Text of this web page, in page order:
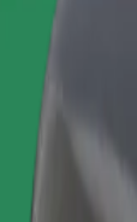
magasin